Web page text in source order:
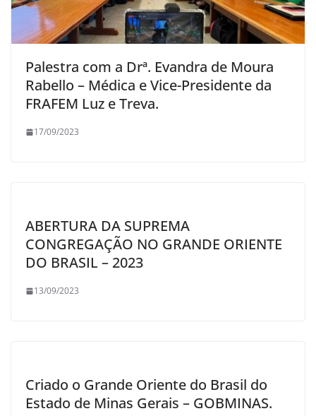
Palestra com a Drª. Evandra de Moura
Rabello – Médica e Vice-Presidente da
FRAFEM Luz e Treva.
17/09/2023
ABERTURA DA SUPREMA
CONGREGAÇÃO NO GRANDE ORIENTE
DO BRASIL – 2023
13/09/2023
Criado o Grande Oriente do Brasil do
Estado de Minas Gerais – GOBMINAS.